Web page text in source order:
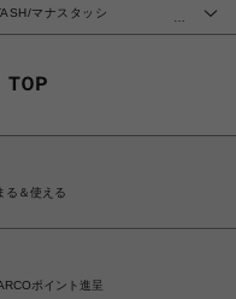
マナスタッシ
る＆使える
ポイント進呈